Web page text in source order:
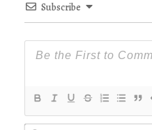
Subscribe